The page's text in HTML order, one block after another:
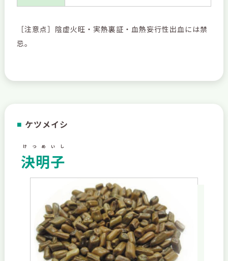
［注意点］陰虚火旺・実熱裏証・血熱妄行性出血には禁
忌。
■ ケツメイシ
決明子
けつめいし